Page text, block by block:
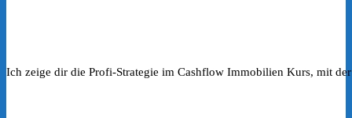
Ich zeige dir die Profi-Strategie im Cashflow Immobilien Kurs, mit